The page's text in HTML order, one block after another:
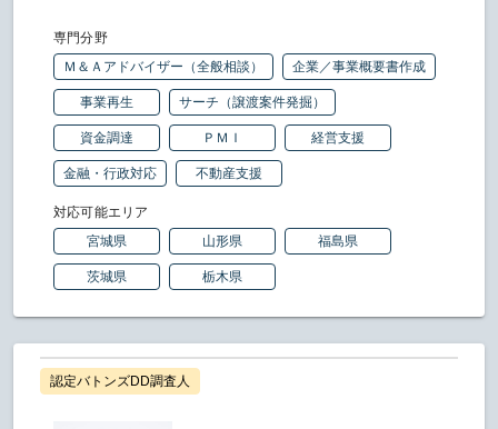
専門分野
Ｍ＆Ａアドバイザー（全般相談）
企業／事業概要書作成
事業再生 サーチ（譲渡案件発掘）
資金調達 ＰＭＩ 経営支援
金融・行政対応 不動産支援
対応可能エリア
宮城県
山形県 福島県
茨城県 栃木県
認定バトンズDD調査人